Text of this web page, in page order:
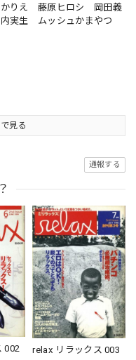
りえ 藤原ヒロシ 岡田義
実生 ムッシュかまやつ
見る
通報する
relax リラックス 002 relax リラックス 003